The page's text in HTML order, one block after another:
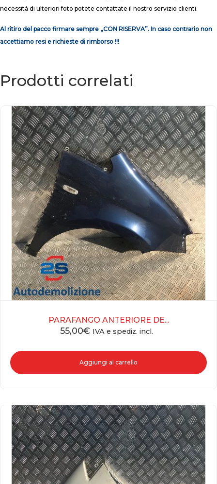
necessità di ulteriori foto potete contattate il nostro servizio clienti.
Al ritiro del pacco firmare sempre ,,CON RISERVA”. In caso contrario non
accettiamo resi e richieste di rimborso !!!
Prodotti correlati
PARAFANGO ANTERIORE DE...
55,00€ IVA e spediz. incl.
Aggiungi al carrello